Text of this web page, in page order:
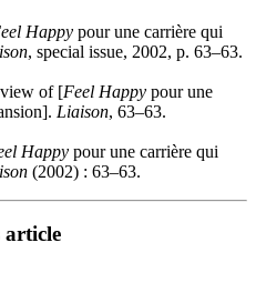
Happy pour une carrière qui
, special issue, 2002, p. 63–63.
of [Feel Happy pour une
Liaison, 63–63.
Happy pour une carrière qui
(2002) : 63–63.